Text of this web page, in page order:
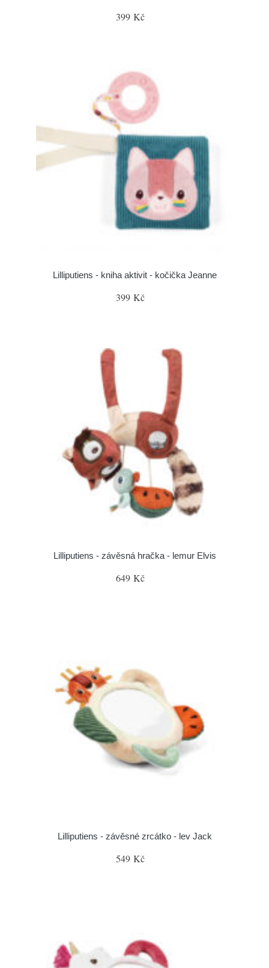
399 Kč
Lilliputiens - kniha aktivit - kočička Jeanne
399 Kč
Lilliputiens - závěsná hračka - lemur Elvis
649 Kč
Lilliputiens - závěsné zrcátko - lev Jack
549 Kč